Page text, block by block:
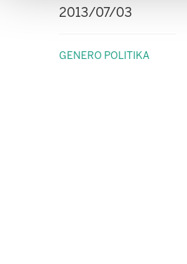
2013/07/03
GENERO POLITIKA